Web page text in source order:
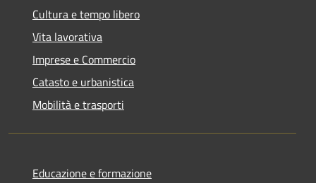
Cultura e tempo libero
Vita lavorativa
Imprese e Commercio
Catasto e urbanistica
Mobilità e trasporti
Educazione e formazione